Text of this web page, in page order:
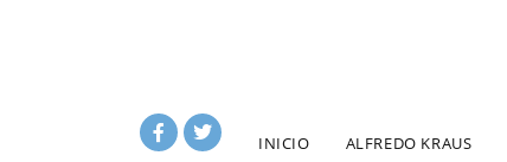
INICIO ALFREDO KRAUS